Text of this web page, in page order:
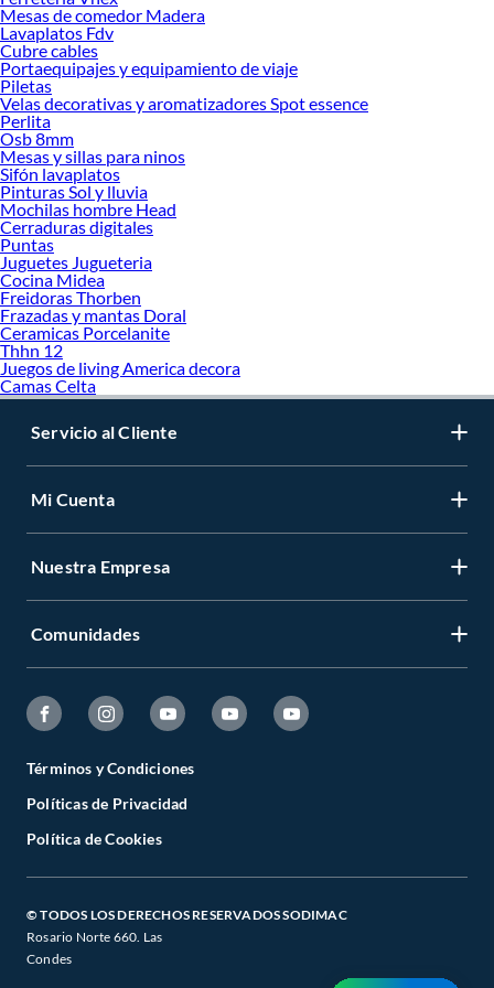
Mesas de comedor Madera
Lavaplatos Fdv
Cubre cables
Portaequipajes y equipamiento de viaje
Piletas
Velas decorativas y aromatizadores Spot essence
Perlita
Osb 8mm
Mesas y sillas para ninos
Sifón lavaplatos
Pinturas Sol y lluvia
Mochilas hombre Head
Cerraduras digitales
Puntas
Juguetes Jugueteria
Cocina Midea
Freidoras Thorben
Frazadas y mantas Doral
Ceramicas Porcelanite
Thhn 12
Juegos de living America decora
Camas Celta
Servicio al Cliente
Mi Cuenta
Nuestra Empresa
Comunidades
Términos y Condiciones
Políticas de Privacidad
Política de Cookies
© TODOS LOS DERECHOS RESERVADOS SODIMAC
Rosario Norte 660. Las
Condes